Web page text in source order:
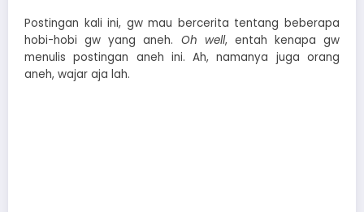
Postingan kali ini, gw mau bercerita tentang beberapa
hobi-hobi gw yang aneh. Oh well, entah kenapa gw
menulis postingan aneh ini. Ah, namanya juga orang
aneh, wajar aja lah.